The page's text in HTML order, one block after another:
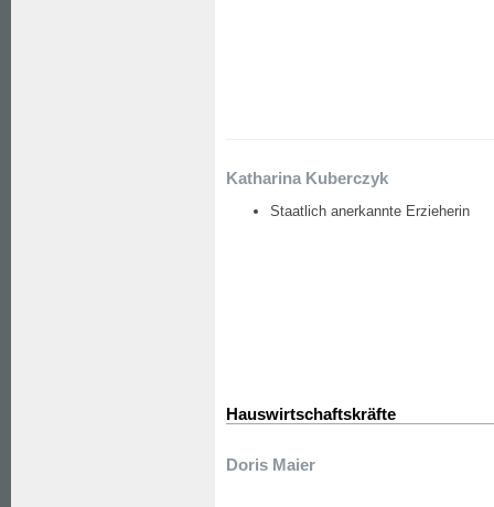
Katharina Kuberczyk
Staatlich anerkannte Erzieherin
Hauswirtschaftskräfte
Doris Maier